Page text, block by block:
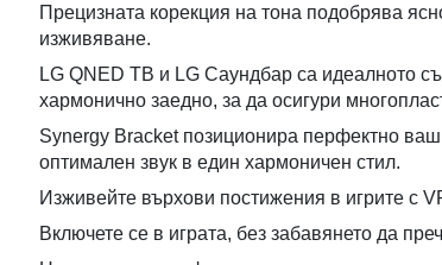
Прецизната корекция на тона подобрява
изживяване.
LG QNED ТВ и LG Саундбар са идеалното
хармонично заедно, за да осигури
Synergy Bracket позиционира перфектно
оптимален звук в един хармоничен стил.
Изживейте върхови постижения в игрите с
Включете се в играта, без забавянето да